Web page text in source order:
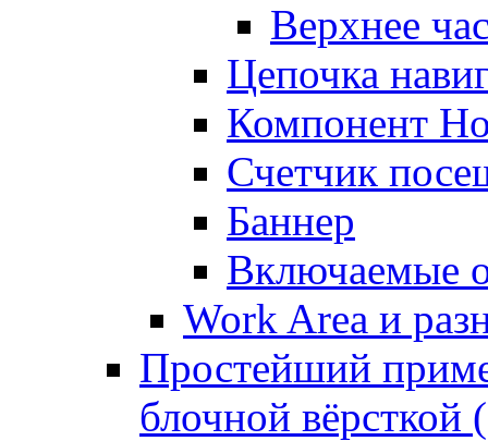
Верхнее
Цепочка
Компонент
Счетчик
Баннер
Включаемые
Work Area и
Простейший
блочной вёрсткой